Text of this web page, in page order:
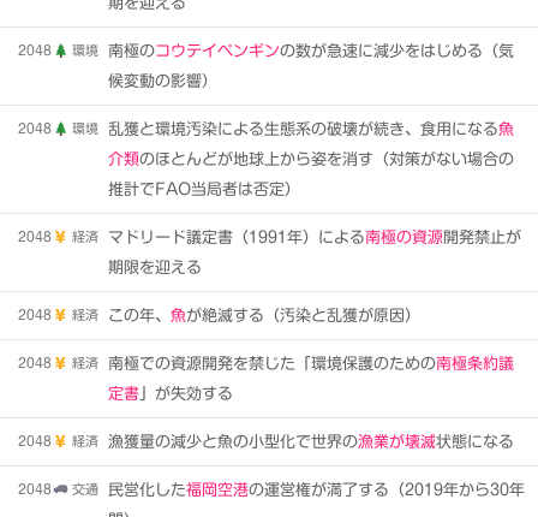
2048 環境 南極のコウテイペンギンの数が急速に減少をはじめる（気
候変動の影響）
2048 環境 乱獲と環境汚染による生態系の破壊が続き、食用になる魚
介類のほとんどが地球上から姿を消す（対策がない場合の
推計でFAO当局者は否定）
2048 経済 マドリード議定書（1991年）による南極の資源開発禁止が
期限を迎える
2048 経済 この年、 魚が絶滅する（汚染と乱獲が原因）
2048 経済 南極での資源開発を禁じた「環境保護のための南極条約議
定書 」が失効する
2048 経済 漁獲量の減少と魚の小型化で世界の漁業が壊滅状態になる
2048 交通 民営化した福岡空港の運営権が満了する（2019年から30年